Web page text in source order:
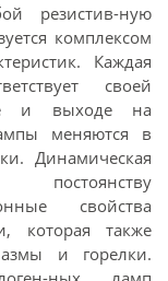
резистив-ную
комплексом
Каждая
своей
и выходе на
меняются в
Динамическая
постоянству
свойства
которая также
и горелки.